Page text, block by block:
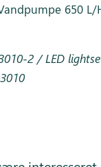
650
2 / LED